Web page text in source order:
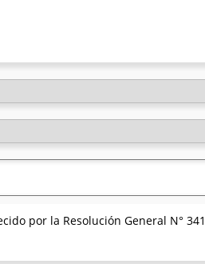
por la Resolución General N°